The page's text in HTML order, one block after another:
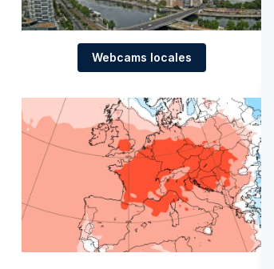
Webcams locales